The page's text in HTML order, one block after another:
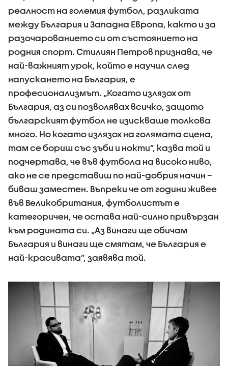
реалност на големия футбол, разликата
между България и Западна Европа, както и за
разочарованието си от състоянието на
родния спорт. Стилиян Петров признава, че
най-важният урок, който е научил след
напускането на България, е
професионализмът. „Когато излязох от
България, аз си позволявах всичко, защото
българският футбол не изискваше толкова
много. Но когато излязох на голямата сцена,
там се бориш със зъби и нокти”, казва той и
подчертава, че във футбола на високо ниво,
ако не се представиш по най-добрия начин –
биваш заместен. Въпреки че от години живее
във Великобритания, футболистът е
категоричен, че остава най-силно привързан
към родината си. „Аз винаги ще обичам
България и винаги ще смятам, че България е
най-красивата”, заявява той.